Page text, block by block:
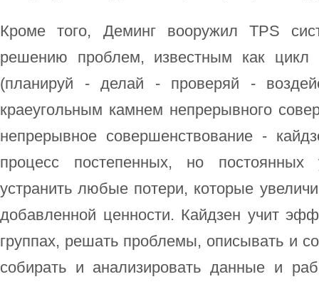
Кроме того, Деминг вооружил TPS
решению проблем, известным как
(планируй - делай - проверяй -
краеугольным камнем непрерывного
непрерывное совершенствование -
процесс постепенных, но постоянных
устранить любые потери, которые
добавленной ценности. Кайдзен учит
группах, решать проблемы, описывать и
собирать и анализировать данные и